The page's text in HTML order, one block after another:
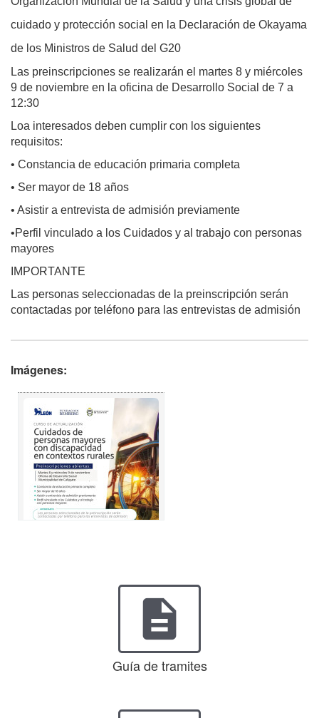
cuidado y protección social en la Declaración de Okayama
de los Ministros de Salud del G20
Las preinscripciones se realizarán el martes 8 y miércoles
9 de noviembre en la oficina de Desarrollo Social de 7 a
12:30
Loa interesados deben cumplir con los siguientes
requisitos:
• Constancia de educación primaria completa
• Ser mayor de 18 años
• Asistir a entrevista de admisión previamente
•Perfil vinculado a los Cuidados y al trabajo con personas
mayores
IMPORTANTE
Las personas seleccionadas de la preinscripción serán
contactadas por teléfono para las entrevistas de admisión
Imágenes:
description
Guía de tramites